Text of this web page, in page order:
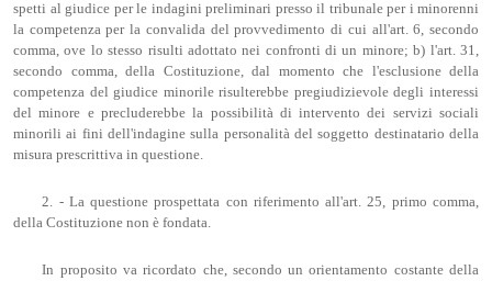
spetti al giudice per le indagini preliminari presso il tribunale per i minorenni
la competenza per la convalida del provvedimento di cui all'art. 6, secondo
comma, ove lo stesso risulti adottato nei confronti di un minore; b) l'art. 31,
secondo comma, della Costituzione, dal momento che l'esclusione della
competenza del giudice minorile risulterebbe pregiudizievole degli interessi
del minore e precluderebbe la possibilità di intervento dei servizi sociali
minorili ai fini dell'indagine sulla personalità del soggetto destinatario della
misura prescrittiva in questione.
2. - La questione prospettata con riferimento all'art. 25, primo comma,
della Costituzione non è fondata.
In proposito va ricordato che, secondo un orientamento costante della